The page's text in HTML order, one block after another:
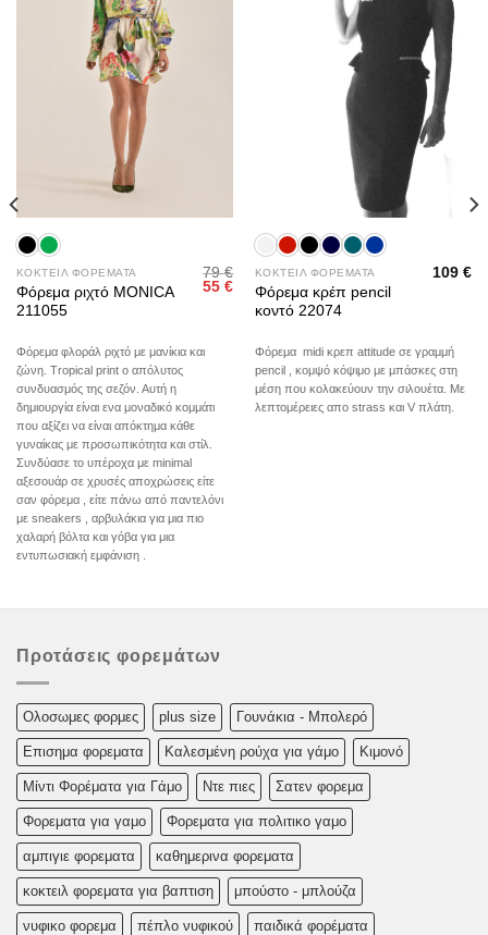
ΚΟΚΤΕΙΛ ΦΟΡΕΜΑΤΑ
Φόρεμα ριχτό MONICA
211055
79€
Original
55€Η
τρέχουσα
τιμή
Φόρεμα φλοράλ ριχτό με μανίκια και
ζώνη. Tropical print ο απόλυτος
συνδυασμός της σεζόν. Αυτή η
δημιουργία είναι ενα μοναδικό κομμάτι
που αξίζει να είναι απόκτημα κάθε
γυναίκας με προσωπικότητα και στίλ.
Συνδύασε το υπέροχα με minimal
αξεσουάρ σε χρυσές αποχρώσεις είτε
σαν φόρεμα , είτε πάνω από παντελόνι
με sneakers , αρβυλάκια για μια πιο
χαλαρή βόλτα και γόβα για μια
εντυπωσιακή εμφάνιση .
ΚΟΚΤΕΙΛ ΦΟΡΕΜΑΤΑ
Φόρεμα κρέπ pencil
κοντό 22074
109€
Φόρεμα midi κρεπ attitude σε γραμμή
pencil , κομψό κόψιμο με μπάσκες στη
μέση που κολακεύουν την σιλουέτα. Με
λεπτομέρειες απο strass και V πλάτη.
Προτάσεις φορεμάτων
Oλoσωμες φoρμες plus size Γουνάκια - Μπολερό
Επισημα φορεματα Καλεσμένη ρούχα για γάμο Κιμονό
Μίντι Φορέματα για Γάμο Ντε πιες Σατεν φορεμα
Φορεματα για γαμο Φορεματα για πολιτικο γαμο
αμπιγιε φορεματα καθημερινα φορεματα
κοκτειλ φορεματα για βαπτιση μπούστο - μπλούζα
νυφικο φορεμα πέπλο νυφικού παιδικά φορέματα